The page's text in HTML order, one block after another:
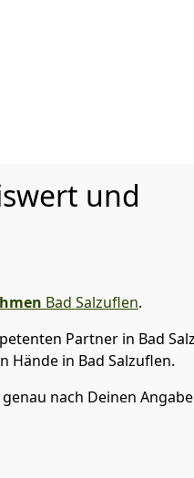
und
Bad Salzuflen.
Partner in Bad
Hände in Bad Salzuflen.
nach Deinen